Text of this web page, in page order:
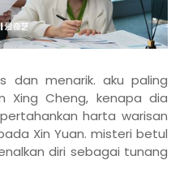
dan menarik. aku paling
Xing Cheng, kenapa dia
harta warisan
Xin Yuan. misteri betul
diri sebagai tunang